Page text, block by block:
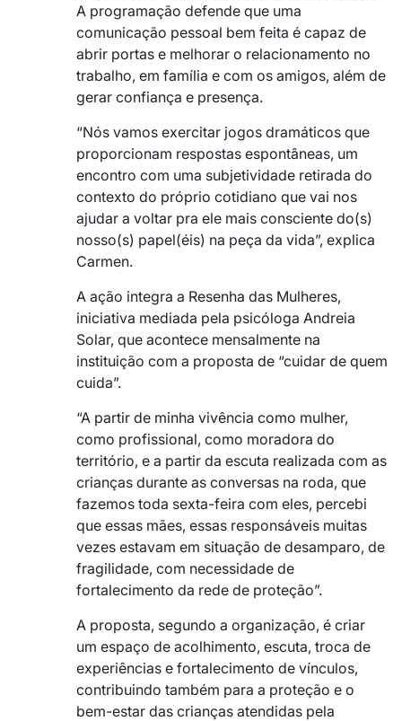
A programação defende que uma
comunicação pessoal bem feita é capaz de
abrir portas e melhorar o relacionamento no
trabalho, em família e com os amigos, além de
gerar confiança e presença.
“Nós vamos exercitar jogos dramáticos que
proporcionam respostas espontâneas, um
encontro com uma subjetividade retirada do
contexto do próprio cotidiano que vai nos
ajudar a voltar pra ele mais consciente do(s)
nosso(s) papel(éis) na peça da vida”, explica
Carmen.
A ação integra a Resenha das Mulheres,
iniciativa mediada pela psicóloga Andreia
Solar, que acontece mensalmente na
instituição com a proposta de “cuidar de quem
cuida”.
“A partir de minha vivência como mulher,
como profissional, como moradora do
território, e a partir da escuta realizada com as
crianças durante as conversas na roda, que
fazemos toda sexta-feira com eles, percebi
que essas mães, essas responsáveis muitas
vezes estavam em situação de desamparo, de
fragilidade, com necessidade de
fortalecimento da rede de proteção”.
A proposta, segundo a organização, é criar
um espaço de acolhimento, escuta, troca de
experiências e fortalecimento de vínculos,
contribuindo também para a proteção e o
bem-estar das crianças atendidas pela